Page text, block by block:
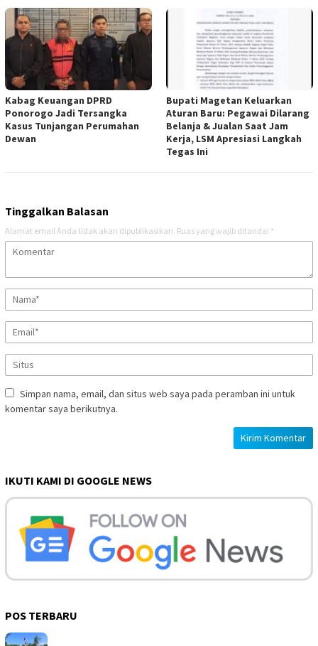
Kabag Keuangan DPRD
Ponorogo Jadi Tersangka
Kasus Tunjangan Perumahan
Dewan
Bupati Magetan Keluarkan
Aturan Baru: Pegawai Dilarang
Belanja & Jualan Saat Jam
Kerja, LSM Apresiasi Langkah
Tegas Ini
Tinggalkan Balasan
Alamat email Anda tidak akan dipublikasikan. Ruas yang wajib ditandai *
Simpan nama, email, dan situs web saya pada peramban ini untuk
komentar saya berikutnya.
IKUTI KAMI DI GOOGLE NEWS
POS TERBARU